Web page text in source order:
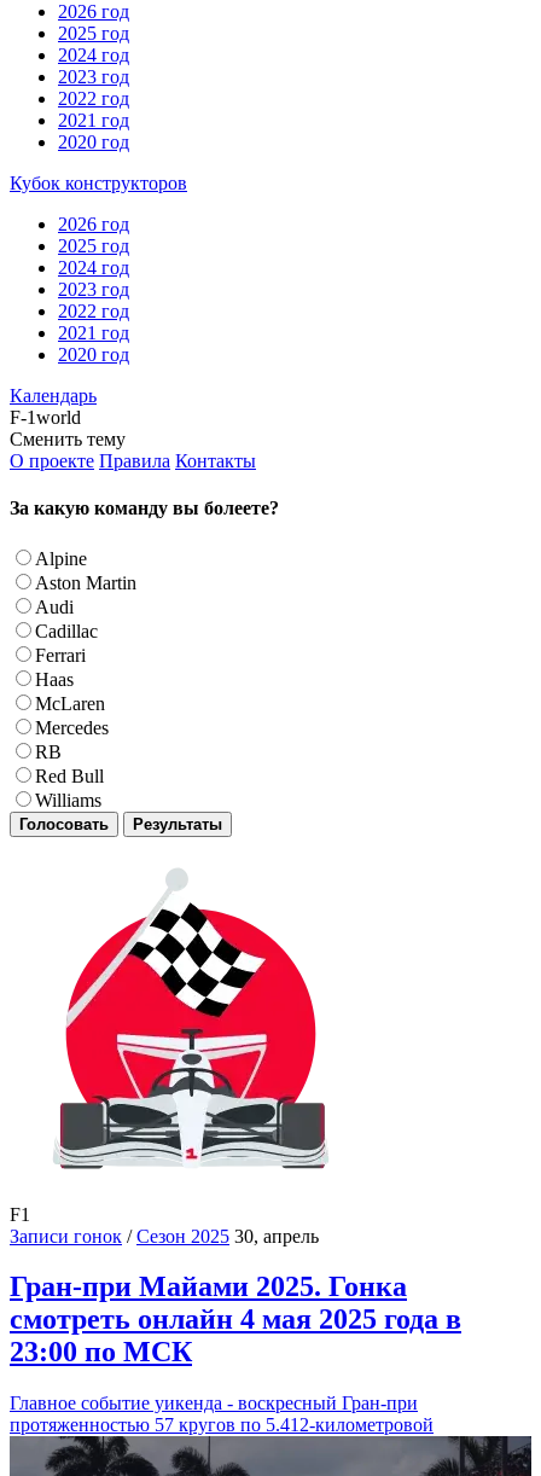
2026 год
2025 год
2024 год
2023 год
2022 год
2021 год
2020 год
Кубок конструкторов
2026 год
2025 год
2024 год
2023 год
2022 год
2021 год
2020 год
Календарь
F-1world
Сменить тему
О проекте Правила Контакты
За какую команду вы болеете?
Alpine
Aston Martin
Audi
Cadillac
Ferrari
Haas
McLaren
Mercedes
RB
Red Bull
Williams
Голосовать Результаты
F1
Записи гонок /Сезон 2025 30, апрель
Гран-при Майами 2025. Гонка
смотреть онлайн 4 мая 2025 года в
23:00 по МСК
Главное событие уикенда - воскресный Гран-при
протяженностью 57 кругов по 5.412-километровой